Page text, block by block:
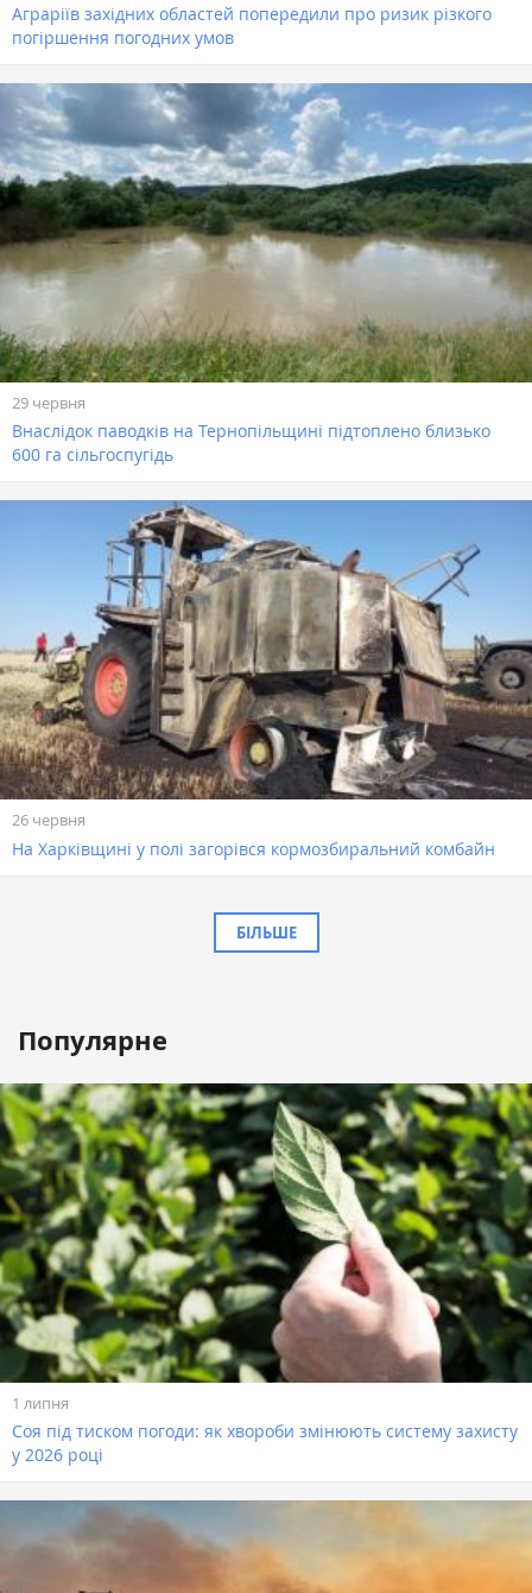
Аграріїв західних областей попередили про ризик різкого
погіршення погодних умов
29 червня
Внаслідок паводків на Тернопільщині підтоплено близько
600 га сільгоспугідь
26 червня
На Харківщині у полі загорівся кормозбиральний комбайн
БІЛЬШЕ
Популярне
1 липня
Соя під тиском погоди: як хвороби змінюють систему захисту
у 2026 році